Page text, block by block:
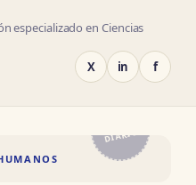
especializado en Ciencias
X in f
DIARIO